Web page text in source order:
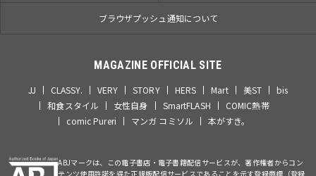
ブラウザプッシュ通知について
MAGAZINE OFFICIAL SITE
JJ CLASSY. VERY STORY HERS Mart 美ST
bis
和食スタイル
女性自身 SmartFLASH
COMIC熱帯
comic Pureri
マンガ コミソル 本がすき。
ABJマークは、この電子書店・電子書籍配信サービスが、著作権者からコン
テンツ使用許諾を得た正規版配信サービスであることを示す登録商標（登録